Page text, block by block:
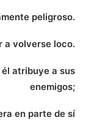
peligroso.
a volverse loco.
atribuye a sus
enemigos;
en parte de sí